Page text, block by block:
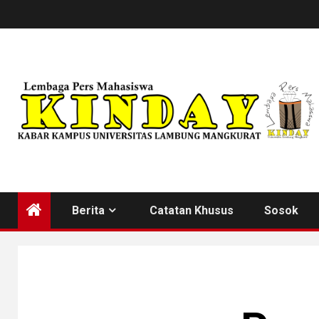
to
Berita Catatan Khusus Sosok